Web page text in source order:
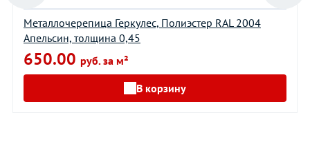
Металлочерепица Геркулес, Полиэстер RAL 2004
Апельсин, толщина 0,45
650.00 руб. за м²
В корзину